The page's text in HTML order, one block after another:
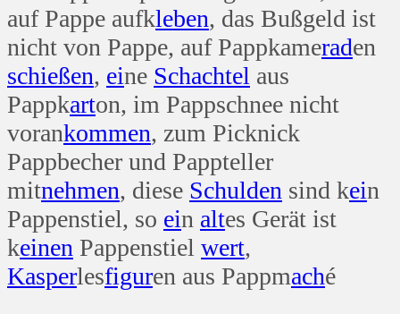
auf Pappe aufkleben, das Bußgeld ist
nicht von Pappe, auf Pappkameraden
schießen, eine Schachtel aus
Pappkarton, im Pappschnee nicht
vorankommen, zum Picknick
Pappbecher und Pappteller
mitnehmen, diese Schulden sind kein
Pappenstiel, so ein altes Gerät ist
keinen Pappenstiel wert,
Kasperlesfiguren aus Pappmaché